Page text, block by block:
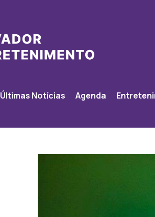
Últimas Notícias Agenda